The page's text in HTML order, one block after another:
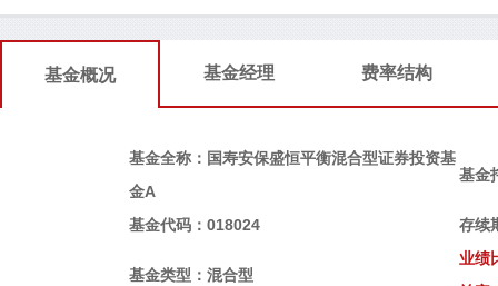
基金概况 基金经理 费率结构